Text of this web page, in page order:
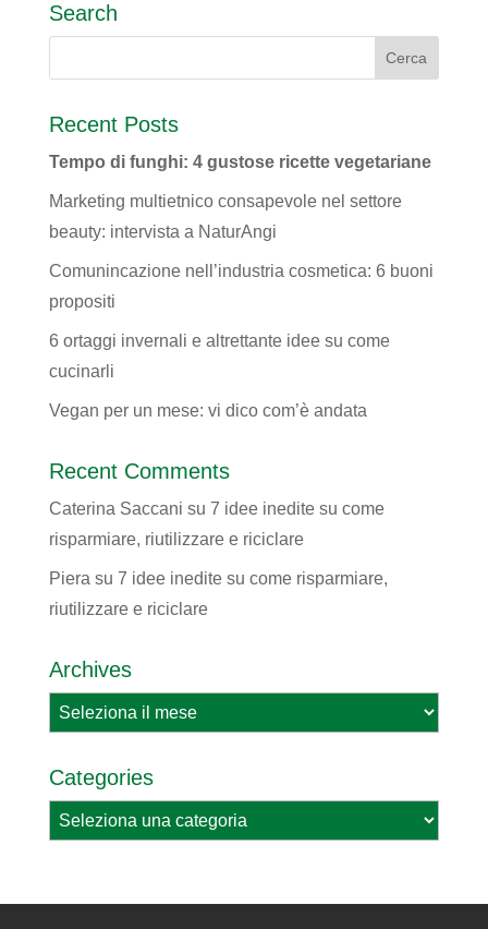
Search
Recent Posts
Tempo di funghi: 4 gustose ricette vegetariane
Marketing multietnico consapevole nel settore
beauty: intervista a NaturAngi
Comunincazione nell’industria cosmetica: 6 buoni
propositi
6 ortaggi invernali e altrettante idee su come
cucinarli
Vegan per un mese: vi dico com’è andata
Recent Comments
Caterina Saccani su 7 idee inedite su come
risparmiare, riutilizzare e riciclare
Piera su 7 idee inedite su come risparmiare,
riutilizzare e riciclare
Archives
Archives
Categories
Categories